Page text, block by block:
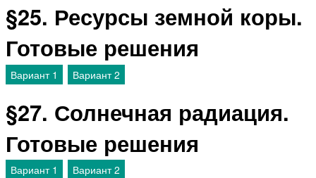
§25. Ресурсы земной коры.
Готовые решения
Вариант 1 Вариант 2
§27. Солнечная радиация.
Готовые решения
Вариант 1 Вариант 2